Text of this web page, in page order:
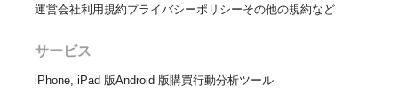
運営会社利用規約プライバシーポリシーその他の規約など
サービス
iPhone, iPad 版Android 版購買行動分析ツール